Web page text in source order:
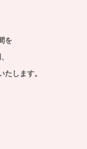
を
します。